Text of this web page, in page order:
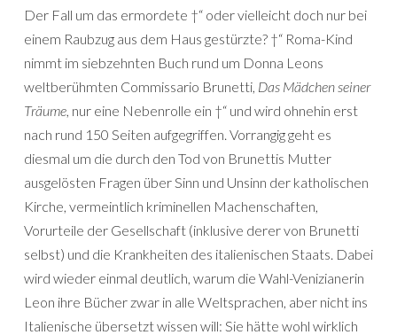
Der Fall um das ermordete †“ oder vielleicht doch nur bei
einem Raubzug aus dem Haus gestürzte? †“ Roma-Kind
nimmt im siebzehnten Buch rund um Donna Leons
weltberühmten Commissario Brunetti, Das Mädchen seiner
Träume, nur eine Nebenrolle ein †“ und wird ohnehin erst
nach rund 150 Seiten aufgegriffen. Vorrangig geht es
diesmal um die durch den Tod von Brunettis Mutter
ausgelösten Fragen über Sinn und Unsinn der katholischen
Kirche, vermeintlich kriminellen Machenschaften,
Vorurteile der Gesellschaft (inklusive derer von Brunetti
selbst) und die Krankheiten des italienischen Staats. Dabei
wird wieder einmal deutlich, warum die Wahl-Venizianerin
Leon ihre Bücher zwar in alle Weltsprachen, aber nicht ins
Italienische übersetzt wissen will: Sie hätte wohl wirklich